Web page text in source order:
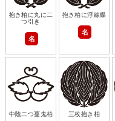
抱き柏に丸に二
つ引き
名
抱き柏に浮線蝶
名
中陰二つ蔓鬼柏 三枚抱き柏